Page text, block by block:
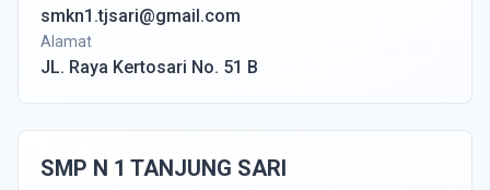
smkn1.tjsari@gmail.com
Alamat
JL. Raya Kertosari No. 51 B
SMP N 1 TANJUNG SARI